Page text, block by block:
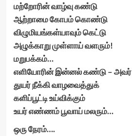
மற்றோரின் வாழ்வு கண்டு
ஆற்றாமை கோபம் கொண்டு
விழுமியங்கள்யாவும் கெட்டு
அழுக்காறு முள்ளாய் வளரும்!
மறுபக்கம்…
எளியோரின் இன்னல் கண்டு – அவர்
துயர் நீக்கி வாழவைத்துக்
களிப்பூட்டி உய்விக்கும்
உயர் எண்ணம் பூவாய் மலரும்…
ஒரு நேரம்….